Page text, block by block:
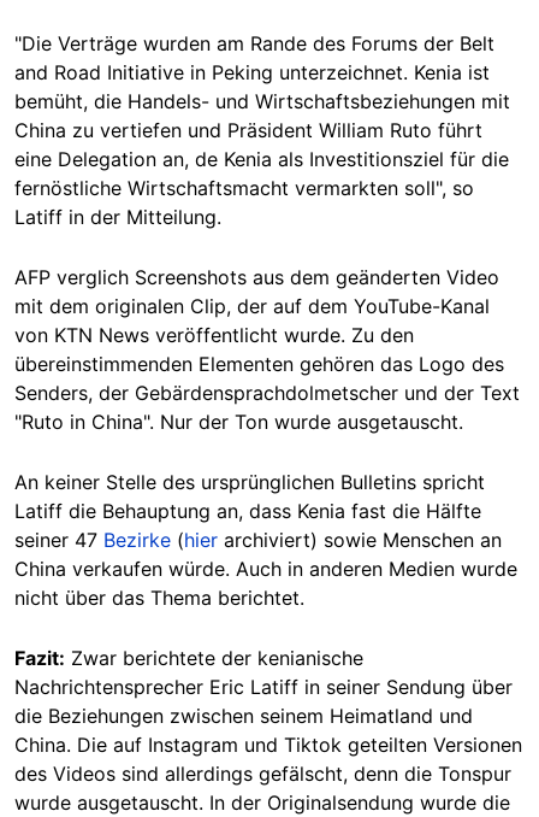
"Die Verträge wurden am Rande des Forums der Belt
and Road Initiative in Peking unterzeichnet. Kenia ist
bemüht, die Handels- und Wirtschaftsbeziehungen mit
China zu vertiefen und Präsident William Ruto führt
eine Delegation an, de Kenia als Investitionsziel für die
fernöstliche Wirtschaftsmacht vermarkten soll", so
Latiff in der Mitteilung.
AFP verglich Screenshots aus dem geänderten Video
mit dem originalen Clip, der auf dem YouTube-Kanal
von KTN News veröffentlicht wurde. Zu den
übereinstimmenden Elementen gehören das Logo des
Senders, der Gebärdensprachdolmetscher und der Text
"Ruto in China". Nur der Ton wurde ausgetauscht.
An keiner Stelle des ursprünglichen Bulletins spricht
Latiff die Behauptung an, dass Kenia fast die Hälfte
seiner 47 Bezirke (hier archiviert) sowie Menschen an
China verkaufen würde. Auch in anderen Medien wurde
nicht über das Thema berichtet.
Fazit: Zwar berichtete der kenianische
Nachrichtensprecher Eric Latiff in seiner Sendung über
die Beziehungen zwischen seinem Heimatland und
China. Die auf Instagram und Tiktok geteilten Versionen
des Videos sind allerdings gefälscht, denn die Tonspur
wurde ausgetauscht. In der Originalsendung wurde die